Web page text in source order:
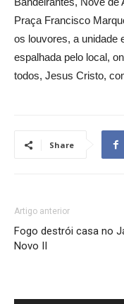
Praça Francisco
os louvores, a unidade
espalhada pelo local,
todos, Jesus Cristo,
Share
Artigo anterior
Fogo destrói casa no
Novo II